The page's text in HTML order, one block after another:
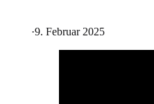
·9. Februar 2025